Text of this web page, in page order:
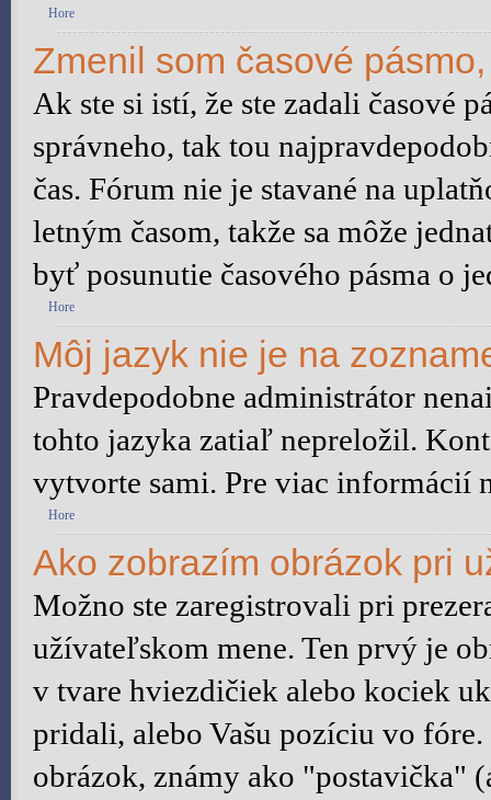
Hore
Zmenil som časové
Ak ste si istí, že ste zadali časové
správneho, tak tou
čas. Fórum nie je stavané na
letným časom, takže sa môže
byť posunutie časového pásma o
Hore
Môj jazyk nie je na
Pravdepodobne administrátor
tohto jazyka zatiaľ nepreložil.
vytvorte sami. Pre viac informácií
Hore
Ako zobrazím obrázok pri
Možno ste zaregistrovali pri
užívateľskom mene. Ten prvý je
v tvare hviezdičiek alebo kociek
pridali, alebo Vašu pozíciu vo
obrázok, známy ako "postavička"